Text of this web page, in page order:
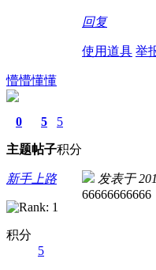
回复
使用道具 举
懵懵懂懂
0
主题
5
帖子
5
积分
新手上路
积分
5
发表于
66666666666